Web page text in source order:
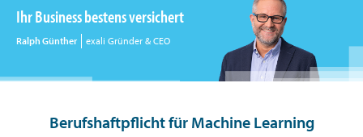
Ihr Business bestens versichert
Ralph Günther exali Gründer & CEO
Berufshaftpflicht für Machine Learning